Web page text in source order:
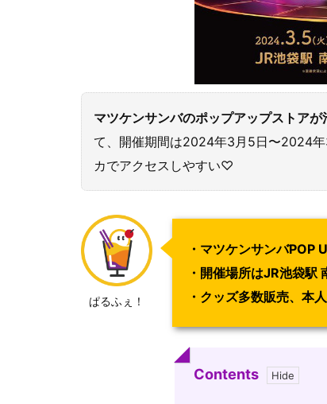
マツケンサンバのポップアップストアが
て、開催期間は2024年3月5日〜2024年
カでアクセスしやすい♡
ぱるふぇ！
・マツケンサンバPOP
・開催場所はJR池袋駅
・クッズ多数販売、本
Contents